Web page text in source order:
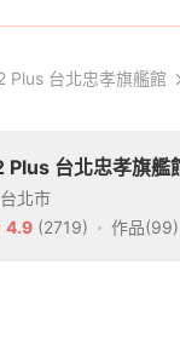
Plus 台北忠孝旗艦館
Plus 台北忠孝旗艦
台北市
4.9 (2719) 作品(99)